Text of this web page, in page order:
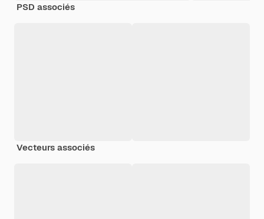
PSD associés
Vecteurs associés